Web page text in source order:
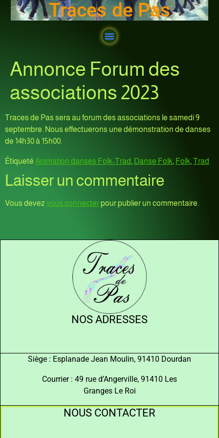
Traces de Pas
Annonce Forum des
associations 2023
Traces de Pas sera au forum des associations le samedi 9
septembre. Nous effectuerons une démonstration de danses
de 14h30 à 15h00.
Étiqueté Animation danses Folk-Trad, Danse Folk, Folk, Trad
Laisser un commentaire
Vous devez vous connecterpour publier un commentaire.
NOS ADRESSES
Siège : Esplanade Jean Moulin, 91410 Dourdan
Courrier : 49 rue d’Angerville, 91410 Les
Granges Le Roi
NOUS CONTACTER